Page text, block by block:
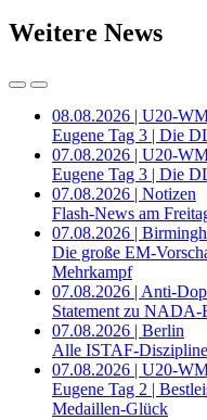
Weitere News
08.08.2026 | U20-
Eugene Tag 3 | Die
07.08.2026 | U20-
Eugene Tag 3 | Die
07.08.2026 | Notizen
Flash-News am
07.08.2026 |
Die große EM-
Mehrkampf
07.08.2026 | Anti-
Statement zu NADA-
07.08.2026 | Berlin
Alle ISTAF-
07.08.2026 | U20-
Eugene Tag 2 |
Medaillen-Glück